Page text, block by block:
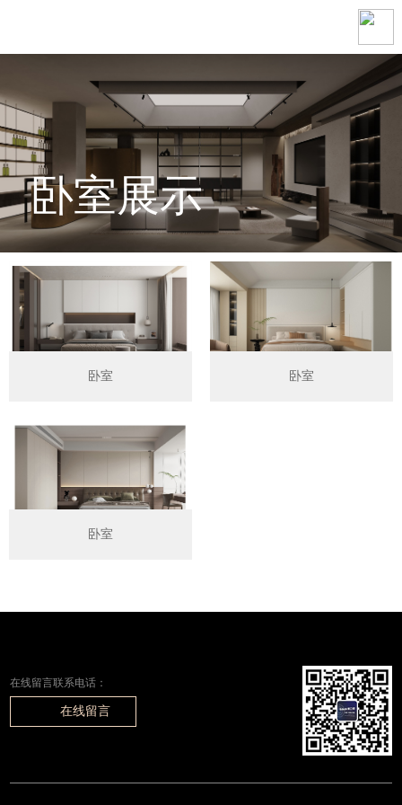
卧室展示
卧室 卧室
卧室
在线留言联系电话：
在线留言